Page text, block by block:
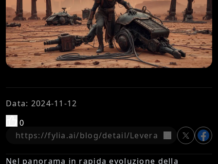
Data: 2024-11-12
0
copia
Nel panorama in rapida evoluzione della